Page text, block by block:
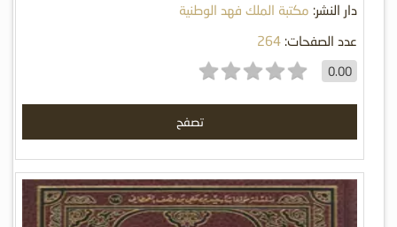
دار النشر: مكتبة الملك فهد الوطنية
عدد الصفحات: 264
0.00
تصفح